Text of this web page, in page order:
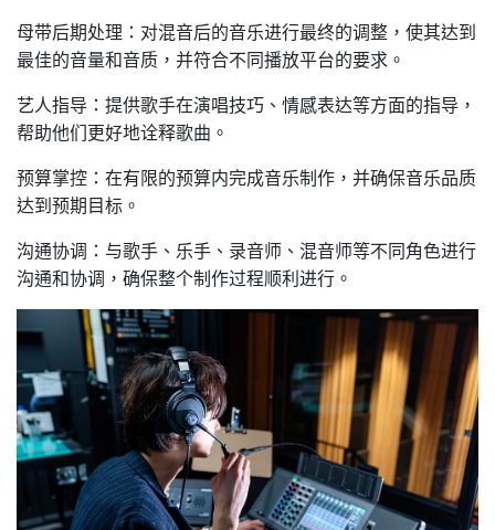
母带后期处理：对混音后的音乐进行最终的调整，使其达到
最佳的音量和音质，并符合不同播放平台的要求。
艺人指导：提供歌手在演唱技巧、情感表达等方面的指导，
帮助他们更好地诠释歌曲。
预算掌控：在有限的预算内完成音乐制作，并确保音乐品质
达到预期目标。
沟通协调：与歌手、乐手、录音师、混音师等不同角色进行
沟通和协调，确保整个制作过程顺利进行。